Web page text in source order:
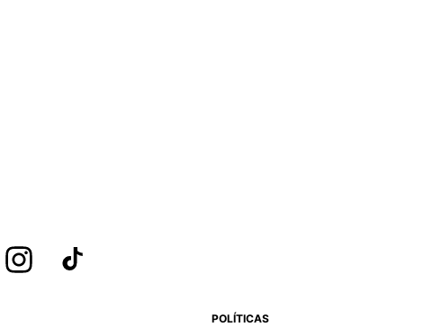
POLÍTICAS